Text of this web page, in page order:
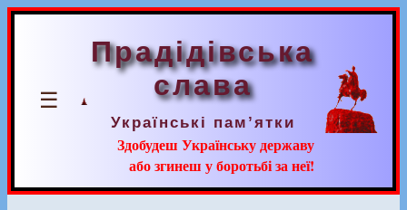
☰
Прадідівська
слава
Українські пам’ятки
Здобудеш Українську державу
або згинеш у боротьбі за неї!